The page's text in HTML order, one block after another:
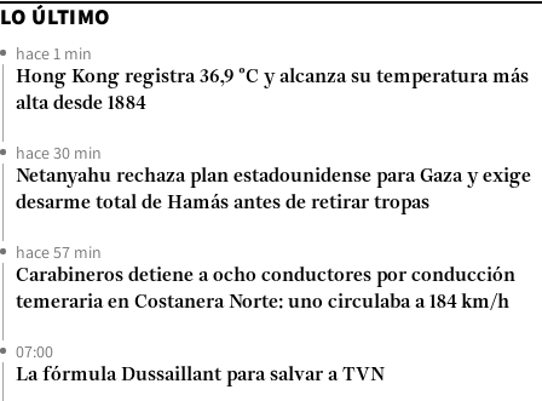
LO ÚLTIMO
hace 1 min
Hong Kong registra 36,9 °C y alcanza su temperatura más
alta desde 1884
hace 30 min
Netanyahu rechaza plan estadounidense para Gaza y exige
desarme total de Hamás antes de retirar tropas
hace 57 min
Carabineros detiene a ocho conductores por conducción
temeraria en Costanera Norte: uno circulaba a 184 km/h
07:00
La fórmula Dussaillant para salvar a TVN